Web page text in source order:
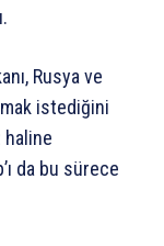
Rusya ve
istediğini
haline
da bu sürece